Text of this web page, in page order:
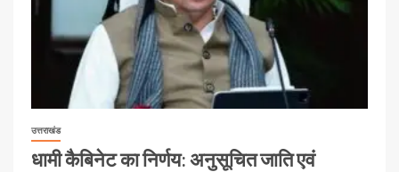
उत्तराखंड
धामी कैबिनेट का निर्णय: अनुसूचित जाति एवं